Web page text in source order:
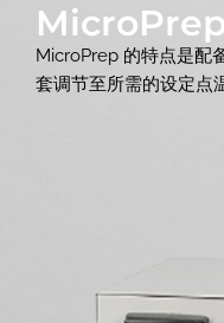
MicroPrep
MicroPrep 的特点是配
套调节至所需的设定点